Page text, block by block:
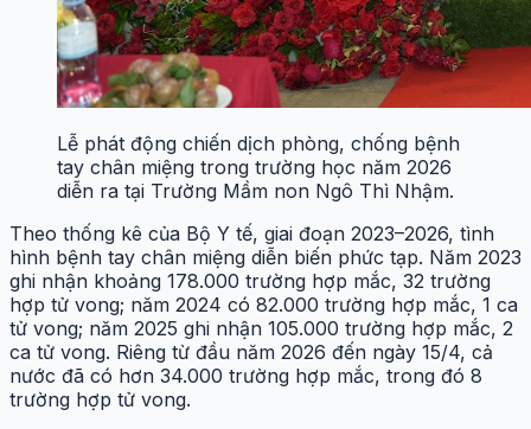
Lễ phát động chiến dịch phòng, chống bệnh
tay chân miệng trong trường học năm 2026
diễn ra tại Trường Mầm non Ngô Thì Nhậm.
Theo thống kê của Bộ Y tế, giai đoạn 2023–2026, tình
hình bệnh tay chân miệng diễn biến phức tạp. Năm 2023
ghi nhận khoảng 178.000 trường hợp mắc, 32 trường
hợp tử vong; năm 2024 có 82.000 trường hợp mắc, 1 ca
tử vong; năm 2025 ghi nhận 105.000 trường hợp mắc, 2
ca tử vong. Riêng từ đầu năm 2026 đến ngày 15/4, cả
nước đã có hơn 34.000 trường hợp mắc, trong đó 8
trường hợp tử vong.